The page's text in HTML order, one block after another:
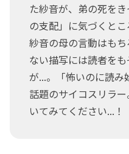
た紗音が、弟の死を
の支配」に気づくとこ
紗音の母の言動はも
ない描写には読者を
が...。「怖いのに読み
話題のサイコスリラ
いてみてください...！